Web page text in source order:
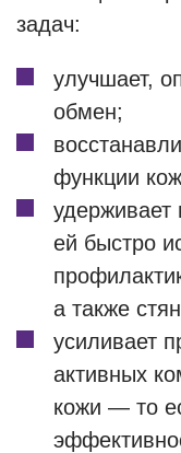
задач:
улучшает,
обмен;
функции
удерживает
ей быстро
а также
усиливает
активных
кожи — то